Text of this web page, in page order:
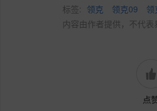
标签: 领克 领克09
内容由作者提供，不代表
点